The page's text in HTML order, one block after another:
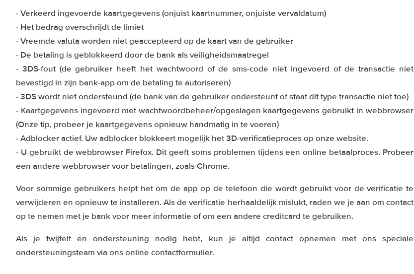
- Verkeerd ingevoerde kaartgegevens (onjuist kaartnummer, onjuiste vervaldatum)
- Het bedrag overschrijdt de limiet
- Vreemde valuta worden niet geaccepteerd op de kaart van de gebruiker
- De betaling is geblokkeerd door de bank als veiligheidsmaatregel
- 3DS-fout (de gebruiker heeft het wachtwoord of de sms-code niet ingevoerd of de transactie niet
bevestigd in zijn bank-app om de betaling te autoriseren)
- 3DS wordt niet ondersteund (de bank van de gebruiker ondersteunt of staat dit type transactie niet toe)
- Kaartgegevens ingevoerd met wachtwoordbeheer/opgeslagen kaartgegevens gebruikt in webbrowser
(Onze tip, probeer je kaartgegevens opnieuw handmatig in te voeren)
- Adblocker actief. Uw adblocker blokkeert mogelijk het 3D-verificatieproces op onze website.
- U gebruikt de webbrowser Firefox. Dit geeft soms problemen tijdens een online betaalproces. Probeer
een andere webbrowser voor betalingen, zoals Chrome.
Voor sommige gebruikers helpt het om de app op de telefoon die wordt gebruikt voor de verificatie te
verwijderen en opnieuw te installeren. Als de verificatie herhaaldelijk mislukt, raden we je aan om contact
op te nemen met je bank voor meer informatie of om een andere creditcard te gebruiken.
Als je twijfelt en ondersteuning nodig hebt, kun je altijd contact opnemen met ons speciale
ondersteuningsteam via ons online contactformulier.